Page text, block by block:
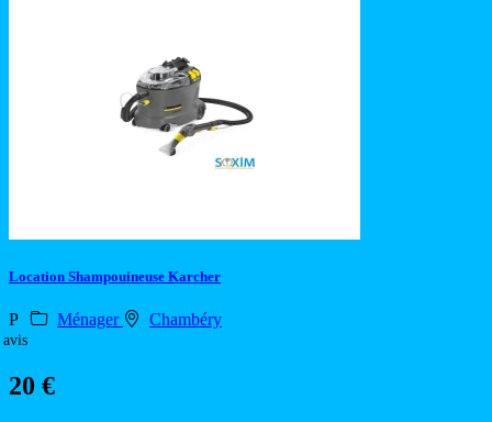
Location Shampouineuse Karcher
P Ménager Chambéry
avis
20 €